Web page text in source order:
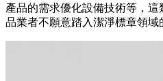
產品的需求優化設備技術等，
品業者不願意踏入潔淨標章領域